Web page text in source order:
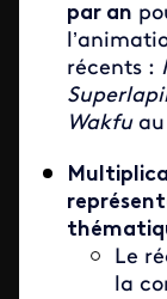
par an
récents :
Wakfuau
Le
la